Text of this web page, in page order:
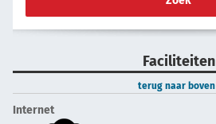
Faciliteiten
terug naar boven
Internet